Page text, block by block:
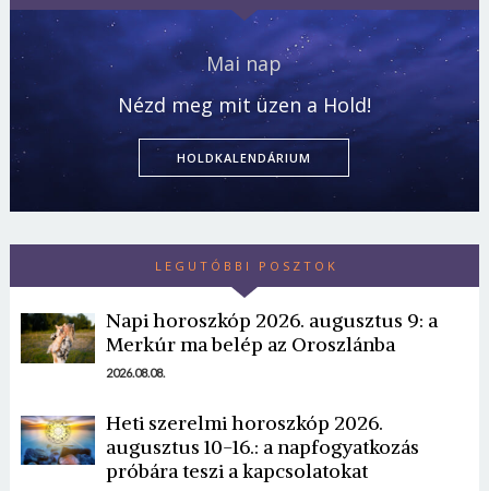
Mai nap
Nézd meg mit üzen a Hold!
HOLDKALENDÁRIUM
LEGUTÓBBI POSZTOK
Napi horoszkóp 2026. augusztus 9: a
Merkúr ma belép az Oroszlánba
2026.08.08.
Heti szerelmi horoszkóp 2026.
augusztus 10-16.: a napfogyatkozás
próbára teszi a kapcsolatokat